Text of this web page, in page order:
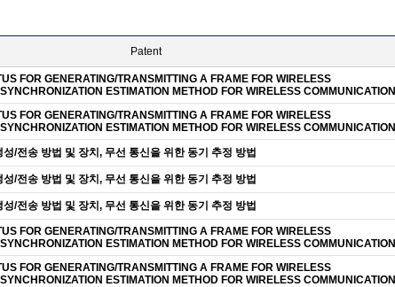
Patent
FOR GENERATING/TRANSMITTING A FRAME FOR WIRELESS
ESTIMATION METHOD FOR WIRELESS COMMUNICATION
FOR GENERATING/TRANSMITTING A FRAME FOR WIRELESS
ESTIMATION METHOD FOR WIRELESS COMMUNICATION
/전송 방법 및 장치, 무선 통신을 위한 동기 추정 방법
/전송 방법 및 장치, 무선 통신을 위한 동기 추정 방법
/전송 방법 및 장치, 무선 통신을 위한 동기 추정 방법
FOR GENERATING/TRANSMITTING A FRAME FOR WIRELESS
ESTIMATION METHOD FOR WIRELESS COMMUNICATION
FOR GENERATING/TRANSMITTING A FRAME FOR WIRELESS
ESTIMATION METHOD FOR WIRELESS COMMUNICATION